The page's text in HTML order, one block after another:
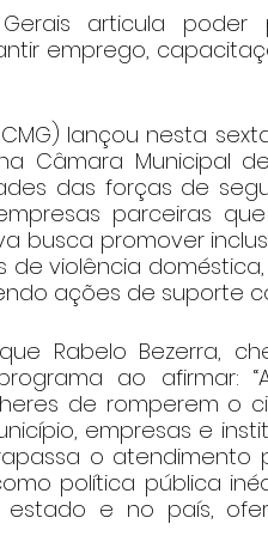
articula
emprego,
lançou nesta
Câmara Municipal
das forças de
empresas parceiras
busca promover
de violência
ações de suporte
Rabelo Bezerra,
ao afirmar:
de romperem o
empresas e
o atendimento
política pública
e no país,